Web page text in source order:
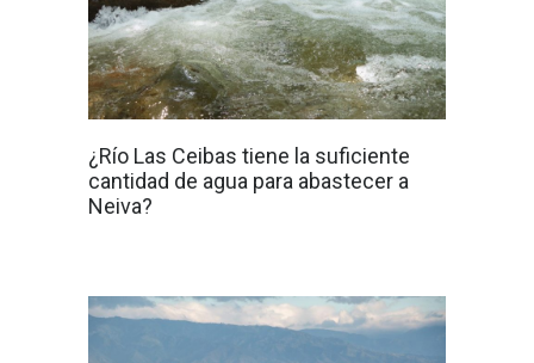
¿Río Las Ceibas tiene la suficiente
cantidad de agua para abastecer a
Neiva?